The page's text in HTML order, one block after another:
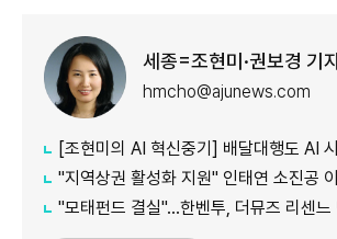
세종=조현미·권보경 기
hmcho@ajunews.com
[조현미의 AI 혁신중기] 배달대행도 AI 시대…물류
"지역상권 활성화 지원" 인태연 소진공 이사
"모태펀드 결실"…한벤투, 더뮤즈 리센느 명